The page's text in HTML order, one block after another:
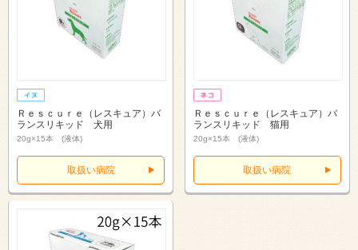
Ｒｅｓｃｕｒｅ（レスキュア）バ
ランスリキッド 犬用
20g×15本 (液体)
取扱い病院
Ｒｅｓｃｕｒｅ（レスキュア）バ
ランスリキッド 猫用
20g×15本 (液体)
取扱い病院